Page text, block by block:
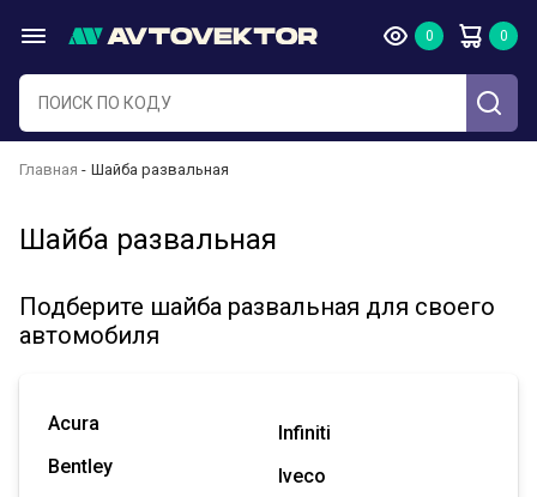
Главная Шайба развальная
Шайба развальная
Подберите шайба развальная для своего
автомобиля
Acura
Bentley
Infiniti
Iveco